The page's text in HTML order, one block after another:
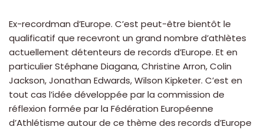
Ex-recordman d’Europe. C’est peut-être bientôt le
qualificatif que recevront un grand nombre d’athlètes
actuellement détenteurs de records d’Europe. Et en
particulier Stéphane Diagana, Christine Arron, Colin
Jackson, Jonathan Edwards, Wilson Kipketer. C’est en
tout cas l’idée développée par la commission de
réflexion formée par la Fédération Européenne
d’Athlétisme autour de ce thème des records d’Europe